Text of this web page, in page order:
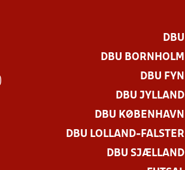
DBU
DBU BORNHOLM
DBU FYN
DBU JYLLAND
DBU KØBENHAVN
DBU LOLLAND-FALSTER
DBU SJÆLLAND